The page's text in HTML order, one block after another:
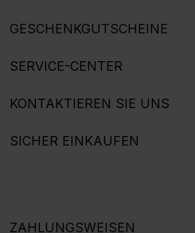
GESCHENKGUTSCHEINE
SERVICE-CENTER
KONTAKTIEREN SIE UNS
SICHER EINKAUFEN
ZAHLUNGSWEISEN